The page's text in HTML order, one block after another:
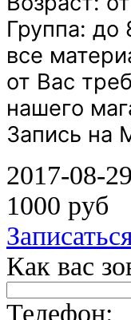
Группа: до
все
от Вас
нашего
Запись на
2017-08-29
1000 руб
Как вас
Телефон: